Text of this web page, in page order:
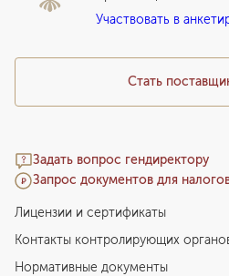
Медицинский туризм
Стать
Задать вопрос гендиректору
Запрос документов для
Участвовать в
Лицензии и сертификаты
Контакты контролирующих
Нормативные документы